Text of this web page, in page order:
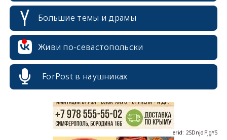
Большие темы и драмы
Живи по-севастопольски
ForPost в наушниках
erid: 2SDnjcrDNw6